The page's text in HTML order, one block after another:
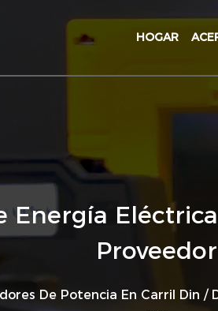
HOGAR
Energía
Proveedor
De Potencia En Carril Din /